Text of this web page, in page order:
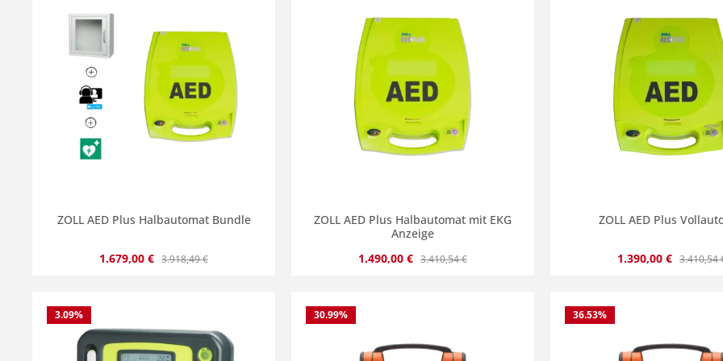
ZOLL AED Plus Halbautomat Bundle
Verkaufspreis:
1.679,00 € Regulärer Preis:
3.918,49 €
Produkt Anzahl: Gib den gewünschten Wert ein oder benutze die
ZOLL AED Plus Halbautomat mit EKG
Anzeige
Verkaufspreis:
1.490,00 € Regulärer Preis:
3.410,54 €
Produkt Anzahl: Gib den gewünschten Wert
ZOLL AED Plus
Verkaufspreis:
1.390,00 € Regulärer
3.410,54
Produkt Anzahl:
3.09% 30.99% 36.53%